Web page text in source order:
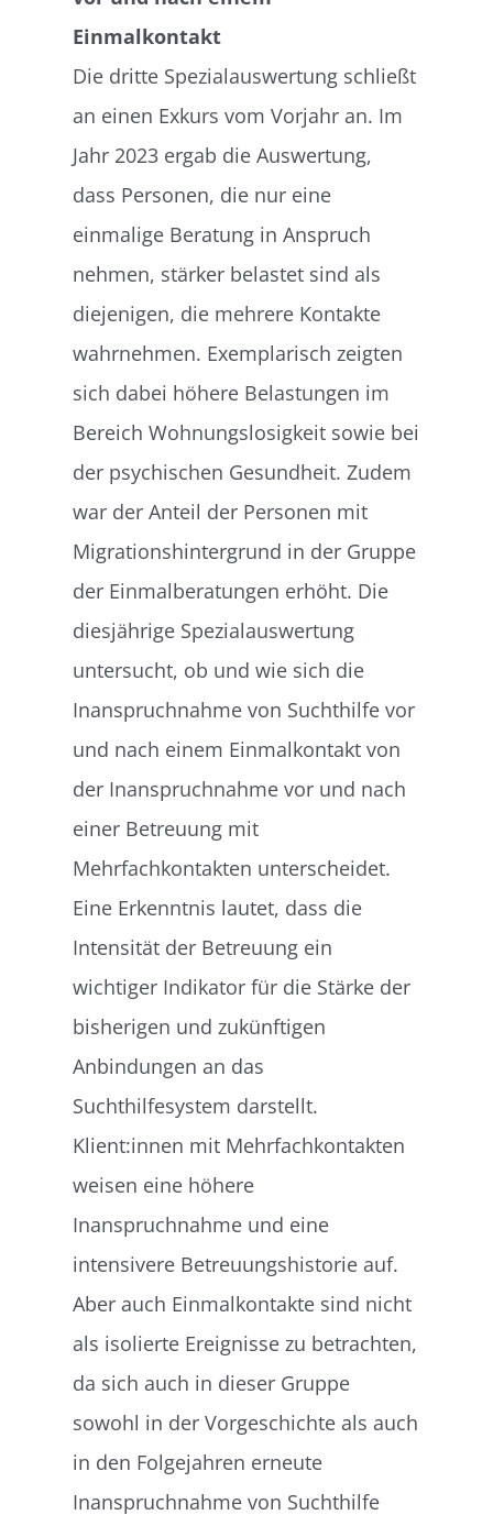
Einmalkontakt
Die dritte Spezialauswertung schließt
an einen Exkurs vom Vorjahr an. Im
Jahr 2023 ergab die Auswertung,
dass Personen, die nur eine
einmalige Beratung in Anspruch
nehmen, stärker belastet sind als
diejenigen, die mehrere Kontakte
wahrnehmen. Exemplarisch zeigten
sich dabei höhere Belastungen im
Bereich Wohnungslosigkeit sowie bei
der psychischen Gesundheit. Zudem
war der Anteil der Personen mit
Migrationshintergrund in der Gruppe
der Einmalberatungen erhöht. Die
diesjährige Spezialauswertung
untersucht, ob und wie sich die
Inanspruchnahme von Suchthilfe vor
und nach einem Einmalkontakt von
der Inanspruchnahme vor und nach
einer Betreuung mit
Mehrfachkontakten unterscheidet.
Eine Erkenntnis lautet, dass die
Intensität der Betreuung ein
wichtiger Indikator für die Stärke der
bisherigen und zukünftigen
Anbindungen an das
Suchthilfesystem darstellt.
Klient:innen mit Mehrfachkontakten
weisen eine höhere
Inanspruchnahme und eine
intensivere Betreuungshistorie auf.
Aber auch Einmalkontakte sind nicht
als isolierte Ereignisse zu betrachten,
da sich auch in dieser Gruppe
sowohl in der Vorgeschichte als auch
in den Folgejahren erneute
Inanspruchnahme von Suchthilfe